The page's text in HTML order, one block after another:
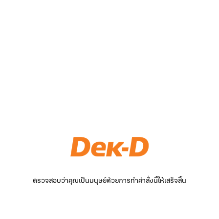
ตรวจสอบว่าคุณเป็นมนุษย์ด้วยการทำคำสั่งนี้ให้เสร็จสิ้น